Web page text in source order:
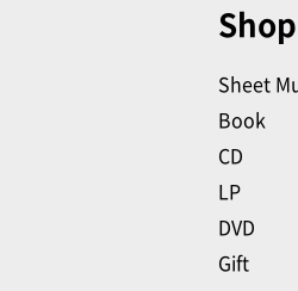
Shop
Sheet
Book
CD
LP
DVD
Gift